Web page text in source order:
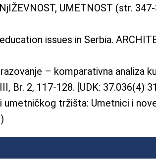
UMETNOST (str.
issues in Serbia.
– komparativna analiza
Br. 2, 117-128. [UDK: 37.036(4)
tržišta: Umetnici i